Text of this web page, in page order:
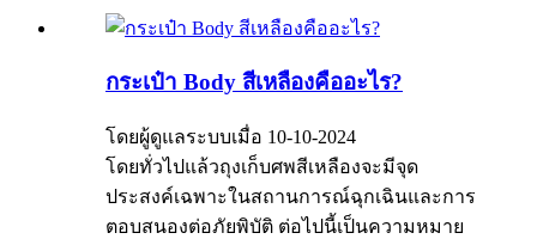
กระเป๋า Body สีเหลืองคืออะไร?
โดยผู้ดูแลระบบเมื่อ 10-10-2024
โดยทั่วไปแล้วถุงเก็บศพสีเหลืองจะมีจุด
ประสงค์เฉพาะในสถานการณ์ฉุกเฉินและการ
ตอบสนองต่อภัยพิบัติ ต่อไปนี้เป็นความหมาย